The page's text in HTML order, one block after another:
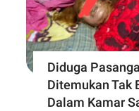
Diduga
Ditemukan Tak
Dalam Kamar